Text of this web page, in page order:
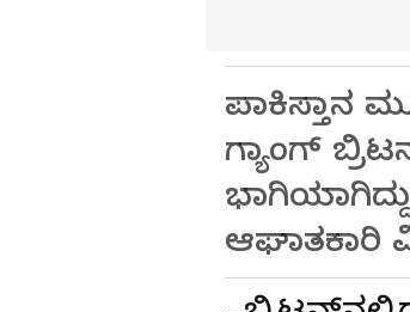
ಪಾಕಿಸ್ತಾನ
ಗ್ಯಾಂಗ್‌
ಆಘಾತಕಾರಿ